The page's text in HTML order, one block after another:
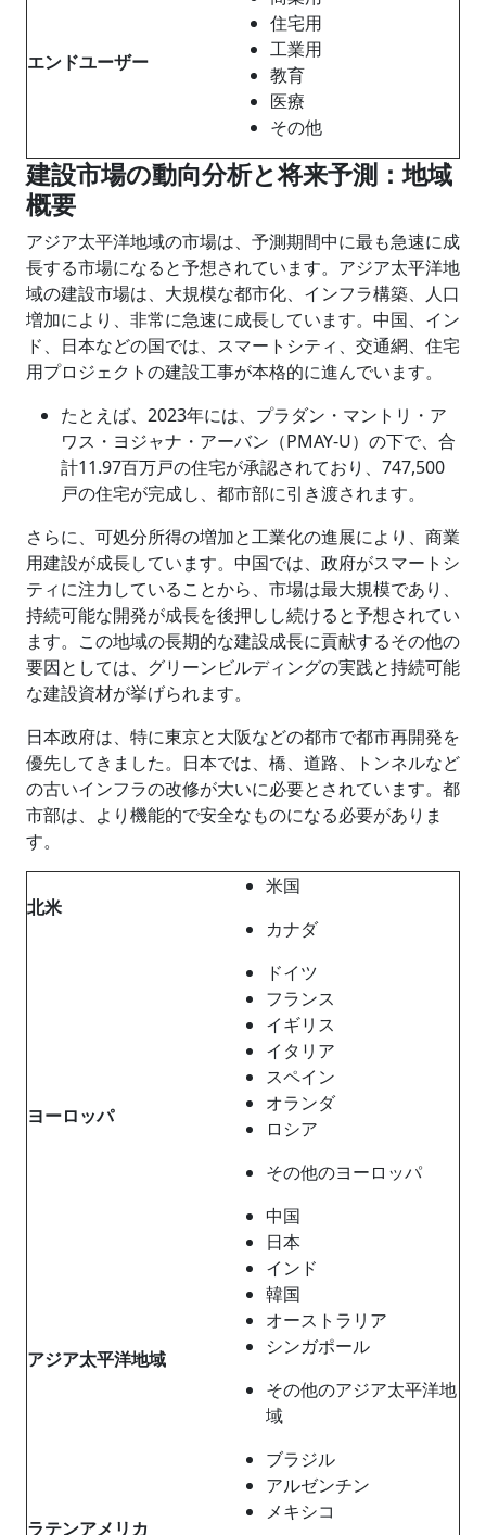
エンドユーザー
住宅用
工業用
教育
医療
その他
建設市場の動向分析と将来予測：地域
概要
アジア太平洋地域の市場は、予測期間中に最も急速に成
長する市場になると予想されています。アジア太平洋地
域の建設市場は、大規模な都市化、インフラ構築、人口
増加により、非常に急速に成長しています。中国、イン
ド、日本などの国では、スマートシティ、交通網、住宅
用プロジェクトの建設工事が本格的に進んでいます。
たとえば、2023年には、プラダン・マントリ・ア
ワス・ヨジャナ・アーバン（PMAY-U）の下で、合
計11.97百万戸の住宅が承認されており、747,500
戸の住宅が完成し、都市部に引き渡されます。
さらに、可処分所得の増加と工業化の進展により、商業
用建設が成長しています。中国では、政府がスマートシ
ティに注力していることから、市場は最大規模であり、
持続可能な開発が成長を後押しし続けると予想されてい
ます。この地域の長期的な建設成長に貢献するその他の
要因としては、グリーンビルディングの実践と持続可能
な建設資材が挙げられます。
日本政府は、特に東京と大阪などの都市で都市再開発を
優先してきました。日本では、橋、道路、トンネルなど
の古いインフラの改修が大いに必要とされています。都
市部は、より機能的で安全なものになる必要がありま
す。
北米
米国
カナダ
ヨーロッパ
ドイツ
フランス
イギリス
イタリア
スペイン
オランダ
ロシア
その他のヨーロッパ
アジア太平洋地域
中国
日本
インド
韓国
オーストラリア
シンガポール
その他のアジア太平洋地
域
ラテンアメリカ
ブラジル
アルゼンチン
メキシコ